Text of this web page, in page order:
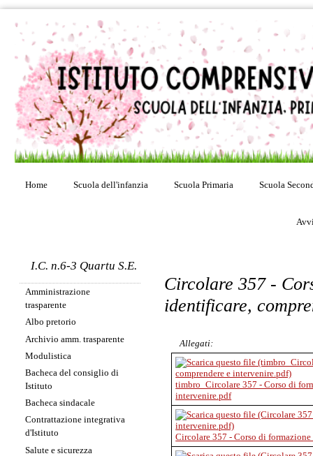
Home Scuola dell'infanzia Scuola Primaria Scuola
I.C. n.6-3 Quartu S.E.
Amministrazione
trasparente
Albo pretorio
Archivio amm. trasparente
Modulistica
Bacheca del consiglio di
Istituto
Bacheca sindacale
Contrattazione integrativa
d'Istituto
Salute e sicurezza
Circolare 357 -
identificare,
Allegati:
timbro_Circolare 357 - Corso di
intervenire.pdf
Circolare 357 - Corso di